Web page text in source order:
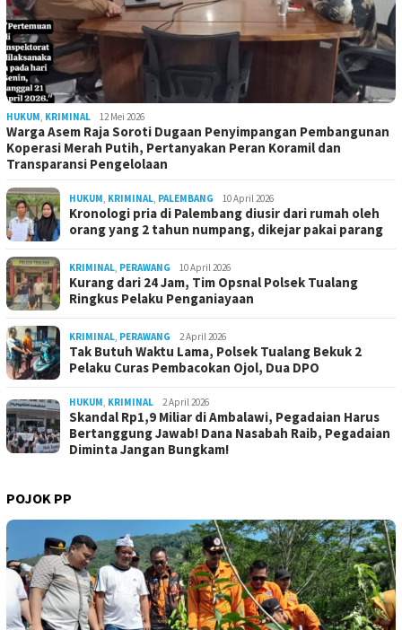
HUKUM, KRIMINAL 12 Mei 2026
Warga Asem Raja Soroti Dugaan Penyimpangan Pembangunan
Koperasi Merah Putih, Pertanyakan Peran Koramil dan
Transparansi Pengelolaan
HUKUM, KRIMINAL, PALEMBANG 10 April 2026
Kronologi pria di Palembang diusir dari rumah oleh
orang yang 2 tahun numpang, dikejar pakai parang
KRIMINAL, PERAWANG 10 April 2026
Kurang dari 24 Jam, Tim Opsnal Polsek Tualang
Ringkus Pelaku Penganiayaan
KRIMINAL, PERAWANG 2 April 2026
Tak Butuh Waktu Lama, Polsek Tualang Bekuk 2
Pelaku Curas Pembacokan Ojol, Dua DPO
HUKUM, KRIMINAL 2 April 2026
Skandal Rp1,9 Miliar di Ambalawi, Pegadaian Harus
Bertanggung Jawab! Dana Nasabah Raib, Pegadaian
Diminta Jangan Bungkam!
POJOK PP